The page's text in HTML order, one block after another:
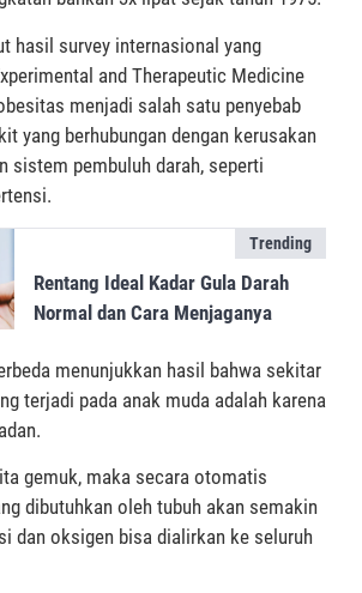
hasil survey internasional yang
and Therapeutic Medicine
menjadi salah satu penyebab
yang berhubungan dengan kerusakan
sistem pembuluh darah, seperti
Trending
Rentang Ideal Kadar Gula Darah
Normal dan Cara Menjaganya
menunjukkan hasil bahwa sekitar
terjadi pada anak muda adalah karena
gemuk, maka secara otomatis
dibutuhkan oleh tubuh akan semakin
dan oksigen bisa dialirkan ke seluruh